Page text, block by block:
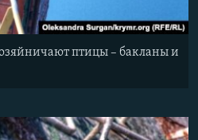
птицы – бакланы и